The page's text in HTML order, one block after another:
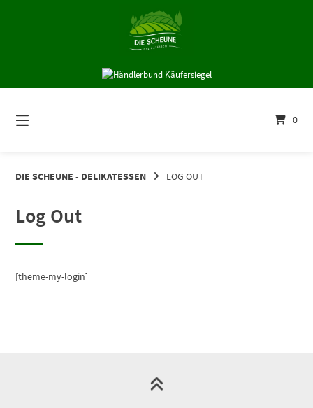
0
DIE SCHEUNE - DELIKATESSEN LOG OUT
Log Out
[theme-my-login]